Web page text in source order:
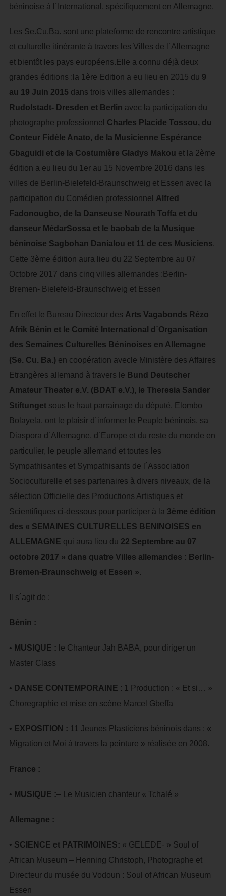
béninoise à l´International, spécifiquement en Allemagne.
Les Se.Cu.Ba. sont une plateforme de rencontre artistique
et culturelle itinérante à travers les Villes de l´Allemagne
et bientôt les pays européens.Elle a connu déjà deux
grandes éditions :la 1ère Edition a eu lieu en 2015 du 9
au 19 Juin 2015 dans trois villes allemandes :
Rudolstadt- Dresden et Berlin avec la participation du
photographe professionnel Charles Placide Tossou, du
Conteur Fidèle Anato, de la Musicienne Espérance
Gbaguidi et de la Costumière Gladys Makou et la 2ème
édition a eu lieu du 1er au 15 Novembre 2016 dans les
villes de Berlin-Bielefeld-Braunschweig et Essen avec la
participation du Comédien professionnel Alfred
Fadonougbo, de la Danseuse Nourath Toffa et du
danseur MédarSossa et le baobab de la Musique
béninoise Sagbohan Danialou et 11 de ces Musiciens.
Cette 3ème édition aura lieu du 22 Septembre au 07
Octobre 2017 dans cinq villes allemandes :Berlin-
Bremen- Bielefeld-Braunschweig et Essen
En effet le Bureau Directeur des Arts Vagabonds Rézo
Afrik Bénin et le Comité International d´Organisation
des Semaines Culturelles Béninoises en Allemagne
(Se. Cu. Ba.) en coopération avecle Ministère des Affaires
Etrangères allemand à travers le Bund Deutscher
Amateur Theater e.V. (BDAT e.V.), le Theresia Sander
Stiftungetsous le haut parrainage du député, Elombo
Bolayela, ont le plaisir d´informer le Peuple béninois, sa
Diaspora d´Allemagne, d´Europe et du reste du monde en
particulier, le peuple allemand et toutes les
Sympathisantes et Sympathisants de l´Association
Socioculturelle et ses partenaires à divers niveaux, de la
sélection Officielle des Productions Artistiques et
Scientifiques ci-dessous pour participer à la 3ème édition
des « SEMAINES CULTURELLES BENINOISES en
ALLEMAGNE qui aura lieu du 22 Septembre au 07
octobre 2017 » dans quatre Villes allemandes : Berlin-
Bremen-Braunschweig et Essen ».
Il s´agit de :
Bénin :
• MUSIQUE : le Chanteur Jah BABA, pour diriger un
Master Class
• DANSE CONTEMPORAINE : 1 Production : « Et si… »
Choregraphie et mise en scène Marcel Gbeffa
• EXPOSITION : 11 Jeunes Plasticiens béninois dans : «
Migration et Moi à travers la peinture » réalisée en 2008.
France :
• MUSIQUE :– Le Musicien chanteur « Tchalé »
Allemagne :
• SCIENCE et PATRIMOINES: « GELEDE- » Soul of
African Museum – Henning Christoph, Photographe et
Directeur du musée du Vodoun : Soul of African Museum
Essen